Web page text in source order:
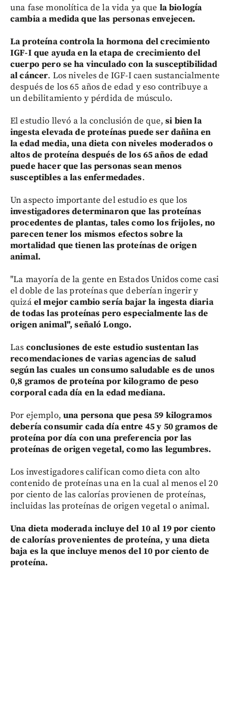
una fase monolítica de la vida ya que la biología
cambia a medida que las personas envejecen.
La proteína controla la hormona del crecimiento
IGF-I que ayuda en la etapa de crecimiento del
cuerpo pero se ha vinculado con la susceptibilidad
al cáncer. Los niveles de IGF-I caen sustancialmente
después de los 65 años de edad y eso contribuye a
un debilitamiento y pérdida de músculo.
El estudio llevó a la conclusión de que,si bien la
ingesta elevada de proteínas puede ser dañina en
la edad media, una dieta con niveles moderados o
altos de proteína después de los 65 años de edad
puede hacer que las personas sean menos
susceptibles a las enfermedades.
Un aspecto importante del estudio es que los
investigadores determinaron que las proteínas
procedentes de plantas, tales como los frijoles, no
parecen tener los mismos efectos sobre la
mortalidad que tienen las proteínas de origen
animal.
"La mayoría de la gente en Estados Unidos come casi
el doble de las proteínas que deberían ingerir y
quizáel mejor cambio sería bajar la ingesta diaria
de todas las proteínas pero especialmente las de
origen animal", señaló Longo.
Las conclusiones de este estudio sustentan las
recomendaciones de varias agencias de salud
según las cuales un consumo saludable es de unos
0,8 gramos de proteína por kilogramo de peso
corporal cada día en la edad mediana.
Por ejemplo, una persona que pesa 59 kilogramos
debería consumir cada día entre 45 y 50 gramos de
proteína por día con una preferencia por las
proteínas de origen vegetal, como las legumbres.
Los investigadores califican como dieta con alto
contenido de proteínas una en la cual al menos el 20
por ciento de las calorías provienen de proteínas,
incluidas las proteínas de origen vegetal o animal.
Una dieta moderada incluye del 10 al 19 por ciento
de calorías provenientes de proteína, y una dieta
baja es la que incluye menos del 10 por ciento de
proteína.